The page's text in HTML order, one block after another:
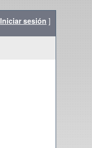
Iniciar sesión ]